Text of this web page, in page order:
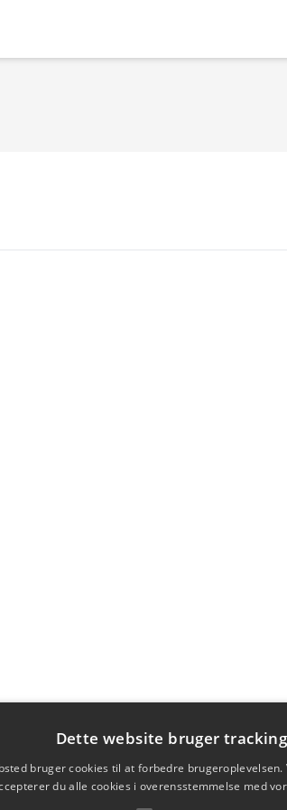
Dette website bruger
bruger cookies til at forbedre brugeroplevelsen.
du alle cookies i overensstemmelse med